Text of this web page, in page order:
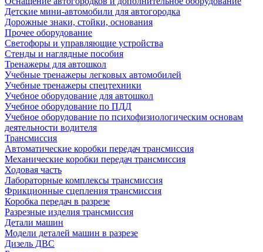
Детские мини-автомобили для автогородка
Дорожные знаки, стойки, основания
Прочее оборудование
Светофоры и управляющие устройства
Стенды и наглядные пособия
Тренажеры для автошкол
Учебные тренажеры легковых автомобилей
Учебные тренажеры спецтехники
Учебное оборудование для автошкол
Учебное оборудование по ПДД
Учебное оборудование по психофизиологическим основам
деятельности водителя
Трансмиссия
Автоматические коробки передач трансмиссия
Механические коробки передач трансмиссия
Ходовая часть
Лабораторные комплексы трансмиссия
Фрикционные сцепления трансмиссия
Коробка передач в разрезе
Разрезные изделия трансмиссия
Детали машин
Модели деталей машин в разрезе
Дизель ДВС